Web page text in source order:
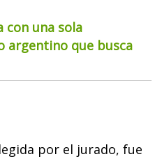
con una sola
argentino que busca
por el jurado, fue